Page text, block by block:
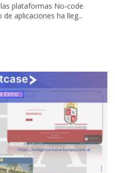
plataformas No-code
aplicaciones ha lleg...